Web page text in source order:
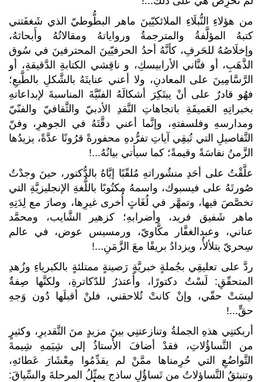
من هؤلاءِ النُّبلَاءِ الملائكيّينَ ماهر البطُّوطيّ الذي شَغفَتني
كتبهُ المؤلَّفةُ والمترجمةُ ورواياتهُ ومقالاتُهُ وأَبحاثهُ،
وإخلَاصُهُ للحَرفِ، كأنَّهُ أحدُ الحرفيّينَ المحترفينَ في سُوق
الذَّهَبِ، أو فنَّاني الأرابيسكِ، و ناقِشي الكتابةِ الدَّقيقةِ، أو
الرَّسَّامِينَ على المعادنِ، ولا أعني عنايتَهُ بالشَّكلِ بالطَّبعِ؛
فهُو قادرٌ على أنْ يبتَكِرَ أشكالَهُ الفنّيَّةَ المناسبةَ لإبداعاتهِ
بخبراتِهِ العَميقَةِ باتجاهاتِ النَّقدِ الأدبيّ والثَّقافيّ والفنّيّ
ومدارسهِ وفلسفتهِ، وإنَّما أعني دقَّتَهُ في الجوهرِ، وفنّ
التَّفاصيلِ التي تُبقِي آياتِ تفرُّدهِ محفورةً قرُونًا عدَّةً، يزيدُها
الزَّمنُ نفاسَةً وقيمةً؛ كما سيأتي بيانُهُ...!
علَّقْتُ على أحَدِ منشُوراتهِ مُلقّبًا إيَّاهُ بالدُّكتور، حينَ وجدْتُ
صُورتَهُ على فيسبوك، واسمهُ مكتُوبًا باللُّغةِ الإنجليزيَّةِ التي
تخصَّصَ فيها، وتمهَّر في لُغَاتٍ أُخرى غيرِها، وصارَ مع لِدَتِهِ
ماهر شَفيق فريد، وأضرابهِ؛ كزهير الشَّايب، ومحمَّد
عناني، وعبدالغفَّار مكَّاويّ، ورمسيس عوض، في عالم
سِحريّ يتلألأُ، ويزدادُ بريقًا معَ الزَّمَنِ...!
ردَّ على تعليقِي بجُملةٍ خبريَّةٍ رَصينةٍ ممتلئةٍ بالكبرياءِ وزُهدِ
المتحقّقِ: لَسْتُ دكتورًا، وأَعتذرُ للدّكاترةِ، ولكنَّها صِفةٌ
ليسَتْ حقّي، وإنْ كانتْ تُلاحقني، فلنْ أقبلَها دُون وَجهِ
حقٍّ...!
أربكتنِي هذهِ الجملةُ وتنازعتنِي بينَ مزيدٍ منَ التَّقديرِ، وكثيرٍ
من التَّساؤُلاتِ، فقدْ أضافَ الأُستاذُ إلى شِيَمهِ شِيمةَ
التَّواضُعِ التي حُرِمناها ممَّنْ لم يقدِّمُوا مِعْشَارَ عَطائهِ،
وتنبثقُ التَّساؤلاتُ من تَساؤُلٍ ساذجٍ يمثّلُ المرحلةَ والسِّياقَ: